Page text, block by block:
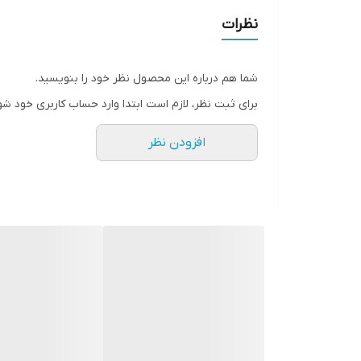
نظرات
شما هم درباره این محصول نظر خود را بنویسید.
برای ثبت نظر، لازم است ابتدا وارد حساب کاربری خود
افزودن نظر